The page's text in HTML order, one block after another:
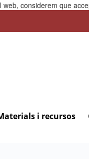
considerem que
i recursos